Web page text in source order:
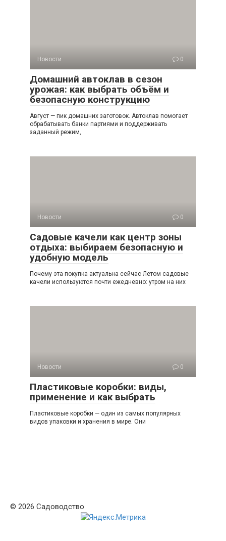
Новости 0
Домашний автоклав в сезон
урожая: как выбрать объём и
безопасную конструкцию
Август — пик домашних заготовок. Автоклав помогает
обрабатывать банки партиями и поддерживать
заданный режим,
Новости 0
Садовые качели как центр зоны
отдыха: выбираем безопасную и
удобную модель
Почему эта покупка актуальна сейчас Летом садовые
качели используются почти ежедневно: утром на них
Новости 0
Пластиковые коробки: виды,
применение и как выбрать
Пластиковые коробки — один из самых популярных
видов упаковки и хранения в мире. Они
© 2026 Садоводство